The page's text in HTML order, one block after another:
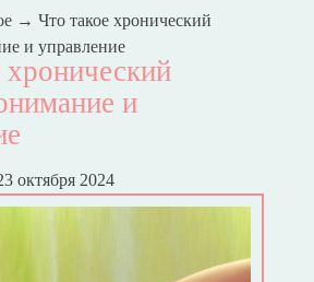
→ Что такое хронический
и управление
хронический
и
октября 2024